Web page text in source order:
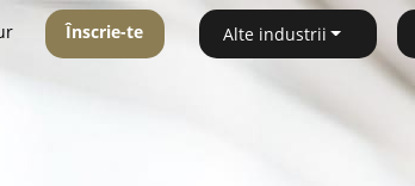
Înscrie-te Alte industrii